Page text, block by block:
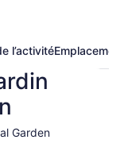
l’activitéEmplacement
Garden